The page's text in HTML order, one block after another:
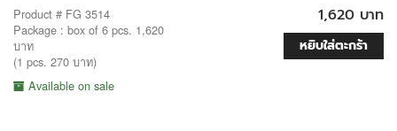
Product # FG 3514
Package : box of 6 pcs. 1,620
บาท
(1 pcs. 270 บาท)
Available on sale
1,620 บาท
หยิบใส่ตะกร้า